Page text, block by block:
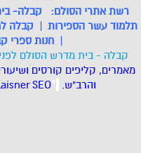
רשת אתרי הסולם: קבלה-
תלמוד עשר הספירות | קבלה
| חנות ספרי
קבלה - בית מדרש הסולם
מאמרים, קליפים קורסים
והרב"ש. *
SEO